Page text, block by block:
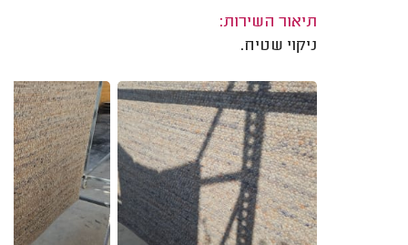
תיאור השירות:
ניקוי שטיח.